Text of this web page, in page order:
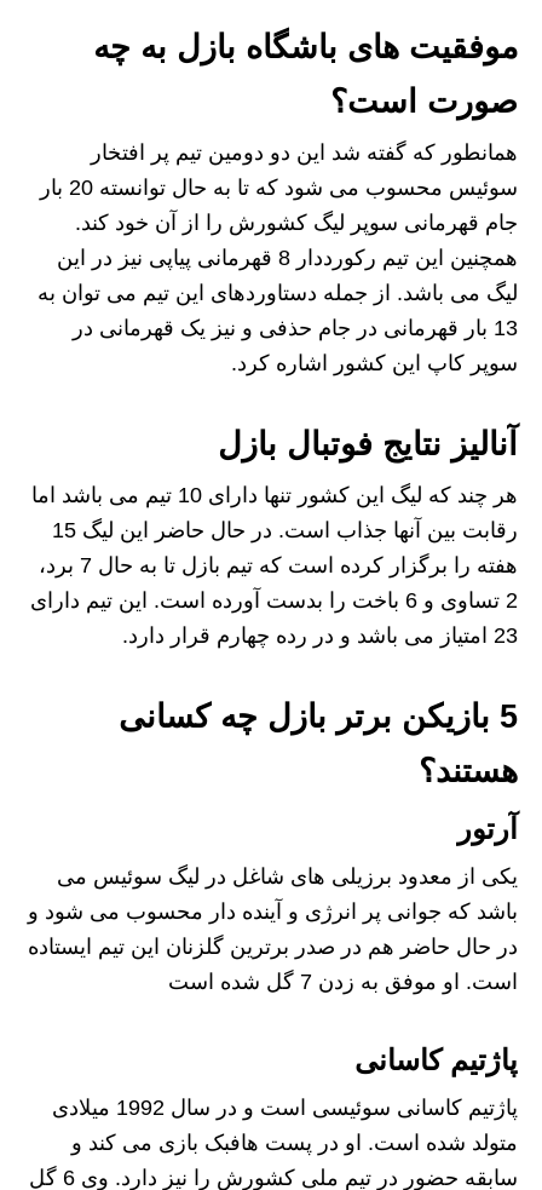
موفقیت های باشگاه بازل به چه
صورت است؟
همانطور که گفته شد این دو دومین تیم پر افتخار
سوئیس محسوب می شود که تا به حال توانسته 20 بار
جام قهرمانی سوپر لیگ کشورش را از آن خود کند.
همچنین این تیم رکورددار 8 قهرمانی پیاپی نیز در این
لیگ می باشد. از جمله دستاوردهای این تیم می توان به
13 بار قهرمانی در جام حذفی و نیز یک قهرمانی در
سوپر کاپ این کشور اشاره کرد.
آنالیز نتایج فوتبال بازل
هر چند که لیگ این کشور تنها دارای 10 تیم می باشد اما
رقابت بین آنها جذاب است. در حال حاضر این لیگ 15
هفته را برگزار کرده است که تیم بازل تا به حال 7 برد،
2 تساوی و 6 باخت را بدست آورده است. این تیم دارای
23 امتیاز می باشد و در رده چهارم قرار دارد.
5 بازیکن برتر بازل چه کسانی
هستند؟
آرتور
یکی از معدود برزیلی های شاغل در لیگ سوئیس می
باشد که جوانی پر انرژی و آینده دار محسوب می شود و
در حال حاضر هم در صدر برترین گلزنان این تیم ایستاده
است. او موفق به زدن 7 گل شده است
پاژتیم کاسانی
پاژتیم کاسانی سوئیسی است و در سال 1992 میلادی
متولد شده است. او در پست هافبک بازی می کند و
سابقه حضور در تیم ملی کشورش را نیز دارد. وی 6 گل